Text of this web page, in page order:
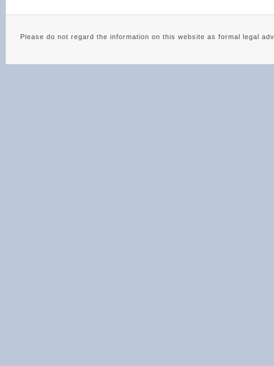
Please do not regard the information on this website as formal legal